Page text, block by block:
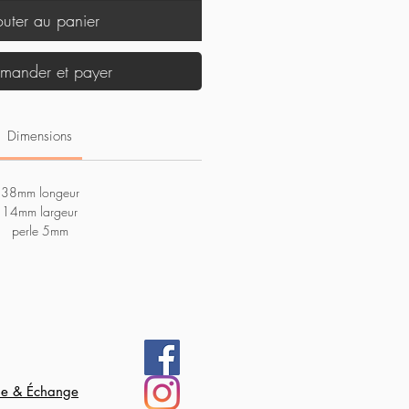
au panier
et payer
Dimensions
38mm longeur
14mm largeur
perle 5mm
& Échange